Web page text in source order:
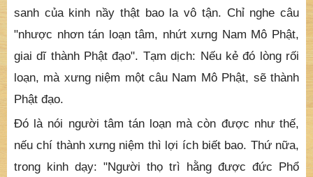
và cũng cảm thấy cuộc đời của ông như có sự chỉ
định, ông kể:
- Ngày trước con là đệ tử của Ngài Hoàng Phúc, sau
con về cầu pháp làm đệ tử của Thầy, vì Thầy là người
bổ khuyết chỗ sở đắc bộ kinh Pháp Hoa cho con - bộ
kinh mà con say mê hâm mộ nhất, vì chỗ ứng dụng độ
sanh của kinh nầy thật bao la vô tận. Chỉ nghe câu
"nhược nhơn tán loạn tâm, nhứt xưng Nam Mô Phật,